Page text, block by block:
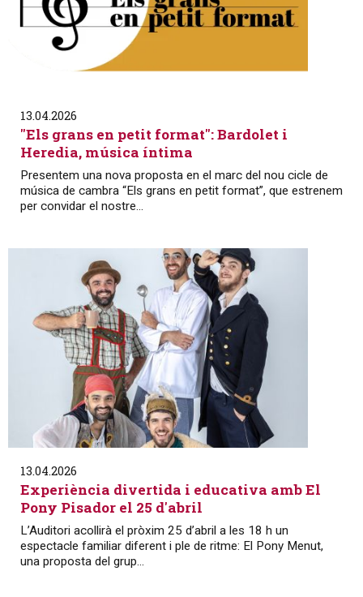
13.04.2026
"Els grans en petit format": Bardolet i
Heredia, música íntima
Presentem una nova proposta en el marc del nou cicle de
música de cambra “Els grans en petit format”, que estrenem
per convidar el nostre...
13.04.2026
Experiència divertida i educativa amb El
Pony Pisador el 25 d'abril
L’Auditori acollirà el pròxim 25 d’abril a les 18 h un
espectacle familiar diferent i ple de ritme: El Pony Menut,
una proposta del grup...